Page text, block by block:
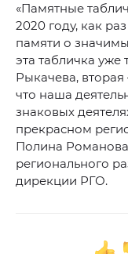
«Памятные
2020 году, как
памяти о
эта табличка уже
Рыкачева,
что наша
знаковых
прекрасном
Полина
регионального
дирекции РГО.